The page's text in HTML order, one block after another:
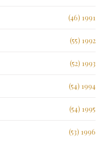
1991 (46)
1992 (55)
1993 (52)
1994 (54)
1995 (54)
1996 (53)